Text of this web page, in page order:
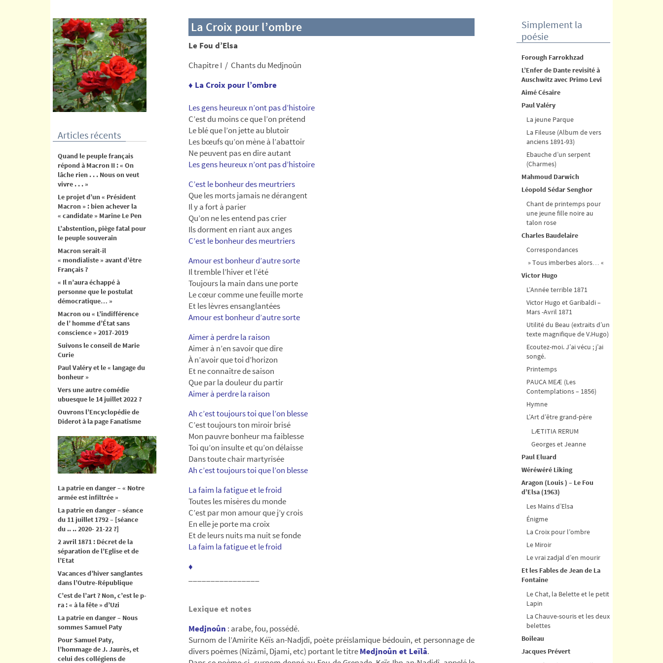
La Croix pour l’ombre
Le Fou d’Elsa
Chapitre I / Chants du Medjnoûn
♦ La Croix pour l’ombre
Les gens heureux n’ont pas d’histoire
C’est du moins ce que l’on prétend
Le blé que l’on jette au blutoir
Les bœufs qu’on mène à l’abattoir
Ne peuvent pas en dire autant
Les gens heureux n’ont pas d’histoire
C’est le bonheur des meurtriers
Que les morts jamais ne dérangent
Il y a fort à parier
Qu’on ne les entend pas crier
Ils dorment en riant aux anges
C’est le bonheur des meurtriers
Amour est bonheur d’autre sorte
Il tremble l’hiver et l’été
Toujours la main dans une porte
Le cœur comme une feuille morte
Et les lèvres ensanglantées
Amour est bonheur d’autre sorte
Aimer à perdre la raison
Aimer à n’en savoir que dire
À n’avoir que toi d’horizon
Et ne connaître de saison
Que par la douleur du partir
Aimer à perdre la raison
Ah c’est toujours toi que l’on blesse
C’est toujours ton miroir brisé
Mon pauvre bonheur ma faiblesse
Toi qu’on insulte et qu’on délaisse
Dans toute chair martyrisée
Ah c’est toujours toi que l’on blesse
La faim la fatigue et le froid
Toutes les misères du monde
C’est par mon amour que j’y crois
En elle je porte ma croix
Et de leurs nuits ma nuit se fonde
La faim la fatigue et le froid
♦
Lexique et notes
Medjnoûn : arabe, fou, possédé.
Surnom de l’Amirite Kéïs an-Nadjdî, poète préislamique bédouin, et personnage de
divers poèmes (Nîzâmî, Djami, etc) portant le titreMedjnoûn et Leïlâ.
Articles récents
Quand le peuple français
répond à Macron II : « On
lâche rien . . . Nous on veut
vivre . . . »
Le projet d’un « Président
Macron » : bien achever la
« candidate » Marine Le Pen
L’abstention, piège fatal pour
le peuple souverain
Macron serait-il
« mondialiste » avant d’être
Français ?
« Il n’aura échappé à
personne que le postulat
démocratique… »
Macron ou « L’indifférence
de l’ homme d’État sans
conscience » 2017-2019
Suivons le conseil de Marie
Curie
Paul Valéry et le « langage du
bonheur »
Vers une autre comédie
ubuesque le 14 juillet 2022 ?
Ouvrons l’Encyclopédie de
Diderot à la page Fanatisme
La patrie en danger – « Notre
armée est infiltrée »
La patrie en danger – séance
du 11 juillet 1792 – [séance
du .. .. 2020- 21-22 ?]
2 avril 1871 : Décret de la
séparation de l’Eglise et de
l’Etat
Vacances d’hiver sanglantes
dans l’Outre-République
C’est de l’art ? Non, c’est le p-
ra : « à la fête » d’Uzi
La patrie en danger – Nous
sommes Samuel Paty
Pour Samuel Paty,
l’hommage de J. Jaurès, et
celui des collégiens de
Simplement la
poésie
Forough Farrokhzad
L’Enfer de Dante revisité à
Auschwitz avec Primo Levi
Aimé Césaire
Paul Valéry
La jeune Parque
La Fileuse (Album de vers
anciens 1891-93)
Ebauche d’un serpent
(Charmes)
Mahmoud Darwich
Léopold Sédar Senghor
Chant de printemps pour
une jeune fille noire au
talon rose
Charles Baudelaire
Correspondances
» Tous imberbes alors… «
Victor Hugo
L’Année terrible 1871
Victor Hugo et Garibaldi –
Mars -Avril 1871
Utilité du Beau (extraits d’un
texte magnifique de V.Hugo)
Ecoutez-moi. J’ai vécu ; j’ai
songé.
Printemps
PAUCA MEÆ (Les
Contemplations – 1856)
Hymne
L’Art d’être grand-père
LÆTITIA RERUM
Georges et Jeanne
Paul Eluard
Wéréwéré Liking
Aragon (Louis ) – Le Fou
d’Elsa (1963)
Les Mains d’Elsa
Énigme
La Croix pour l’ombre
Le Miroir
Le vrai zadjal d’en mourir
Et les Fables de Jean de La
Fontaine
Le Chat, la Belette et le petit
Lapin
La Chauve-souris et les deux
belettes
Boileau
Jacques Prévert